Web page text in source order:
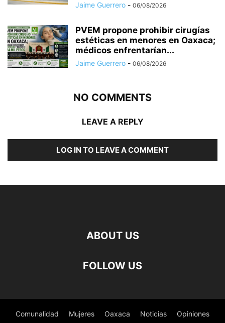
Jaime Guerrero - 06/08/2026
PVEM propone prohibir cirugías
estéticas en menores en Oaxaca;
médicos enfrentarían...
Jaime Guerrero - 06/08/2026
NO COMMENTS
LEAVE A REPLY
LOG IN TO LEAVE A COMMENT
ABOUT US
FOLLOW US
Comunalidad Mujeres Oaxaca Noticias Opiniones